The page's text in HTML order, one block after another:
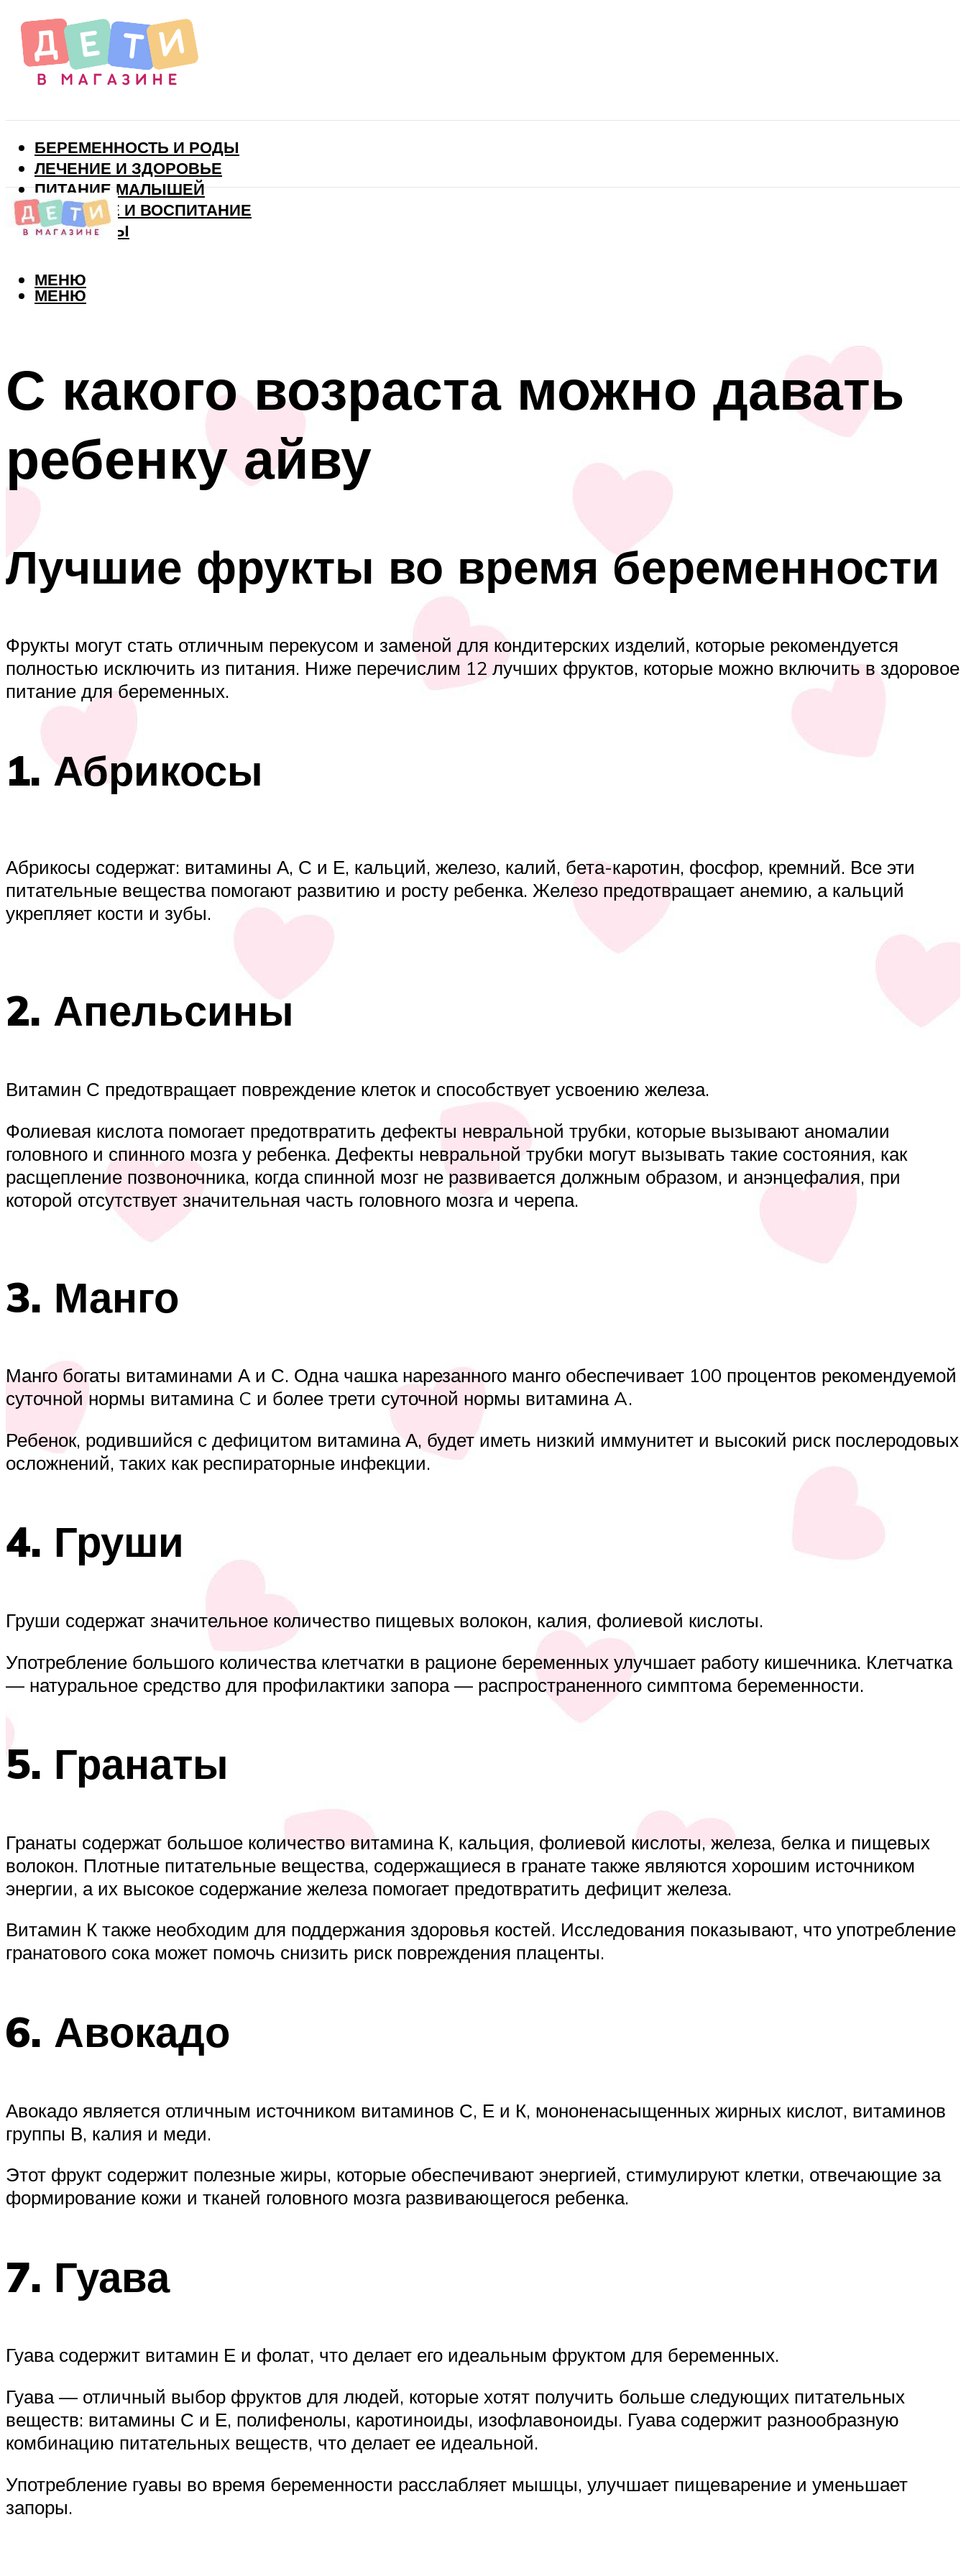
БЕРЕМЕННОСТЬ И РОДЫ
ЛЕЧЕНИЕ И ЗДОРОВЬЕ
ПИТАНИЕ МАЛЫШЕЙ
РАЗВИТИЕ И ВОСПИТАНИЕ
ВИТАМИНЫ
МЕНЮ
МЕНЮ
С какого возраста можно давать
ребенку айву
Лучшие фрукты во время беременности
Фрукты могут стать отличным перекусом и заменой для кондитерских изделий, которые рекомендуется
полностью исключить из питания. Ниже перечислим 12 лучших фруктов, которые можно включить в здоровое
питание для беременных.
1. Абрикосы
Абрикосы содержат: витамины А, С и Е, кальций, железо, калий, бета-каротин, фосфор, кремний. Все эти
питательные вещества помогают развитию и росту ребенка. Железо предотвращает анемию, а кальций
укрепляет кости и зубы.
2. Апельсины
Витамин С предотвращает повреждение клеток и способствует усвоению железа.
Фолиевая кислота помогает предотвратить дефекты невральной трубки, которые вызывают аномалии
головного и спинного мозга у ребенка. Дефекты невральной трубки могут вызывать такие состояния, как
расщепление позвоночника, когда спинной мозг не развивается должным образом, и анэнцефалия, при
которой отсутствует значительная часть головного мозга и черепа.
3. Манго
Манго богаты витаминами А и С. Одна чашка нарезанного манго обеспечивает 100 процентов рекомендуемой
суточной нормы витамина C и более трети суточной нормы витамина A.
Ребенок, родившийся с дефицитом витамина А, будет иметь низкий иммунитет и высокий риск послеродовых
осложнений, таких как респираторные инфекции.
4. Груши
Груши содержат значительное количество пищевых волокон, калия, фолиевой кислоты.
Употребление большого количества клетчатки в рационе беременных улучшает работу кишечника. Клетчатка
— натуральное средство для профилактики запора — распространенного симптома беременности.
5. Гранаты
Гранаты содержат большое количество витамина К, кальция, фолиевой кислоты, железа, белка и пищевых
волокон. Плотные питательные вещества, содержащиеся в гранате также являются хорошим источником
энергии, а их высокое содержание железа помогает предотвратить дефицит железа.
Витамин К также необходим для поддержания здоровья костей. Исследования показывают, что употребление
гранатового сока может помочь снизить риск повреждения плаценты.
6. Авокадо
Авокадо является отличным источником витаминов С, Е и К, мононенасыщенных жирных кислот, витаминов
группы В, калия и меди.
Этот фрукт содержит полезные жиры, которые обеспечивают энергией, стимулируют клетки, отвечающие за
формирование кожи и тканей головного мозга развивающегося ребенка.
7. Гуава
Гуава содержит витамин Е и фолат, что делает его идеальным фруктом для беременных.
Гуава — отличный выбор фруктов для людей, которые хотят получить больше следующих питательных
веществ: витамины С и Е, полифенолы, каротиноиды, изофлавоноиды. Гуава содержит разнообразную
комбинацию питательных веществ, что делает ее идеальной.
Употребление гуавы во время беременности расслабляет мышцы, улучшает пищеварение и уменьшает
запоры.